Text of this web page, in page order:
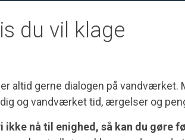
du vil klage
altid gerne dialogen på vandværket.
og vandværket tid, ærgelser og
ikke nå til enighed, så kan du gøre